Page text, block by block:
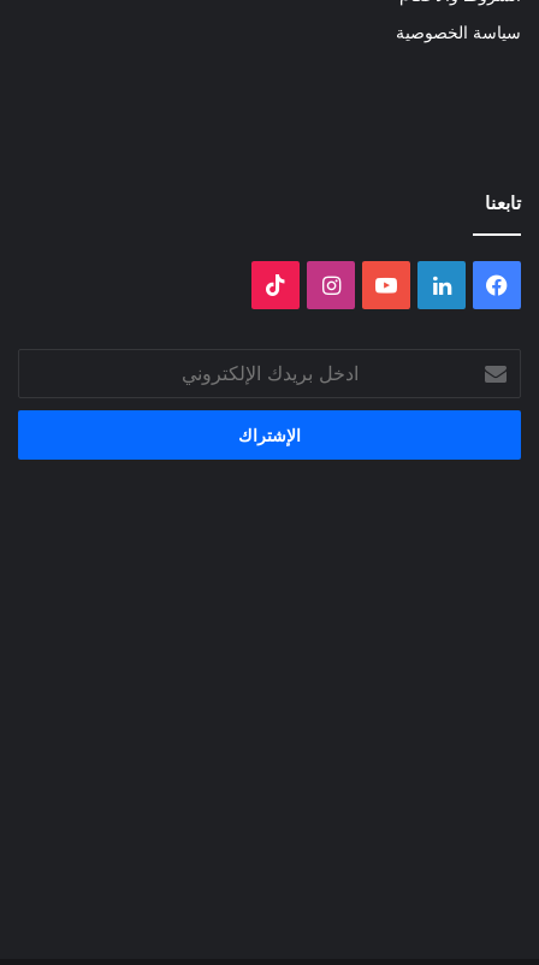
سياسة الخصوصية
تابعنا
فيسبوك لينكدإن ‫YouTubeانستقرام
بريدك
الإلكتروني